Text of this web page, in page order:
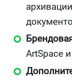
ArtSpace